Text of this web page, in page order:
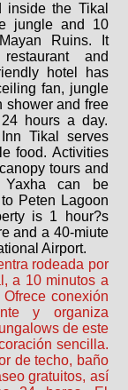
inside the Tikal
jungle and 10
Ruins. It
and
hotel has
fan, jungle
shower and free
hours a day.
Tikal serves
food. Activities
tours and
can be
Peten Lagoon
is 1 hour?s
and a 40-miute
Airport.
rodeada por
a 10 minutos a
conexión
y organiza
de este
sencilla.
de techo, baño
gratuitos, así